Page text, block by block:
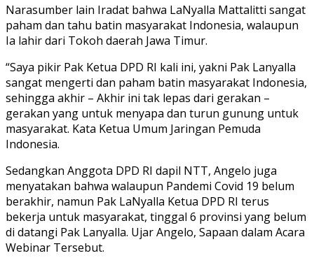
Narasumber lain Iradat bahwa LaNyalla Mattalitti sangat
paham dan tahu batin masyarakat Indonesia, walaupun
Ia lahir dari Tokoh daerah Jawa Timur.
“Saya pikir Pak Ketua DPD RI kali ini, yakni Pak Lanyalla
sangat mengerti dan paham batin masyarakat Indonesia,
sehingga akhir – Akhir ini tak lepas dari gerakan –
gerakan yang untuk menyapa dan turun gunung untuk
masyarakat. Kata Ketua Umum Jaringan Pemuda
Indonesia.
Sedangkan Anggota DPD RI dapil NTT, Angelo juga
menyatakan bahwa walaupun Pandemi Covid 19 belum
berakhir, namun Pak LaNyalla Ketua DPD RI terus
bekerja untuk masyarakat, tinggal 6 provinsi yang belum
di datangi Pak Lanyalla. Ujar Angelo, Sapaan dalam Acara
Webinar Tersebut.